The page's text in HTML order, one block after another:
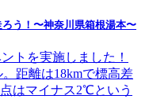
う！〜神奈川県箱根湯本〜
トを実施しました！
距離は18kmで標高差
はマイナス2℃という